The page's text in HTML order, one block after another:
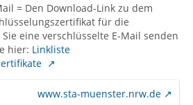
= Den Download-Link zu dem
für die
eine verschlüsselte E-Mail senden
hier: Linkliste
www.sta-muenster.nrw.de